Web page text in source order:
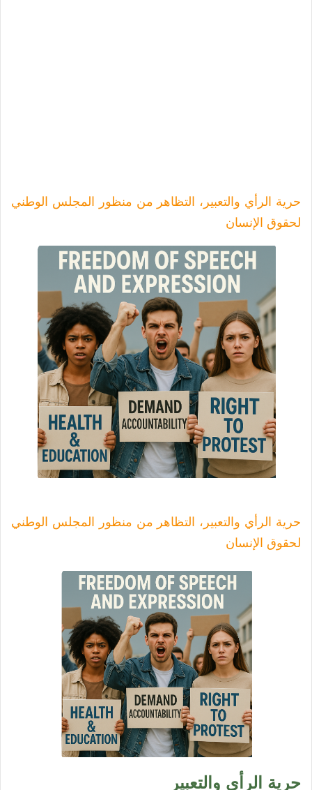
حرية الرأي والتعبير، التظاهر من منظور المجلس الوطني
لحقوق الإنسان
حرية الرأي والتعبير، التظاهر من منظور المجلس الوطني
لحقوق الإنسان
حرية الرأي والتعبير